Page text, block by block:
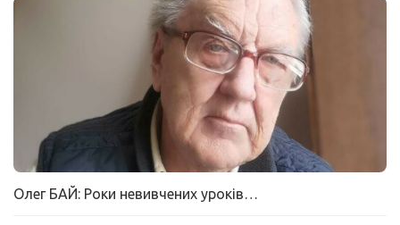
Олег БАЙ: Роки невивчених уроків…